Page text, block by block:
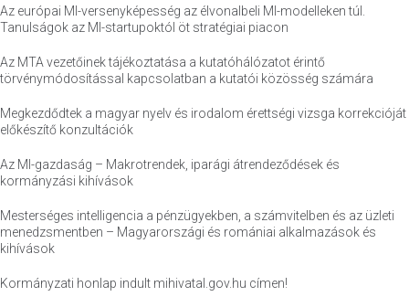
Az európai MI-versenyképesség az élvonalbeli MI-modelleken túl.
Tanulságok az MI-startupoktól öt stratégiai piacon
Az MTA vezetőinek tájékoztatása a kutatóhálózatot érintő
törvénymódosítással kapcsolatban a kutatói közösség számára
Megkezdődtek a magyar nyelv és irodalom érettségi vizsga korrekcióját
előkészítő konzultációk
Az MI-gazdaság – Makrotrendek, iparági átrendeződések és
kormányzási kihívások
Mesterséges intelligencia a pénzügyekben, a számvitelben és az üzleti
menedzsmentben – Magyarországi és romániai alkalmazások és
kihívások
Kormányzati honlap indult mihivatal.gov.hu címen!